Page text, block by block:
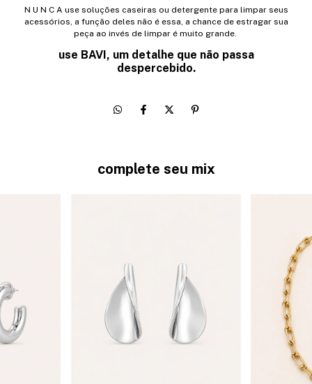
N U N C A use soluções caseiras ou detergente para limpar seus
acessórios, a função deles não é essa, a chance de estragar sua
peça ao invés de limpar é muito grande.
use BAVI, um detalhe que não passa
despercebido.
complete seu mix